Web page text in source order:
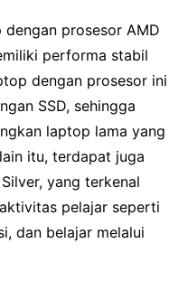
prosesor AMD
performa stabil
dengan prosesor ini
SSD, sehingga
laptop lama yang
itu, terdapat juga
yang terkenal
pelajar seperti
dan belajar melalui